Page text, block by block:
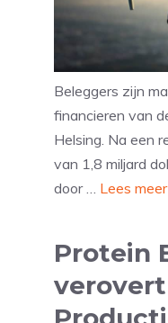
Beleggers zijn
financieren van
Helsing. Na een
van 1,8 miljard
door … Lees meer
Protein